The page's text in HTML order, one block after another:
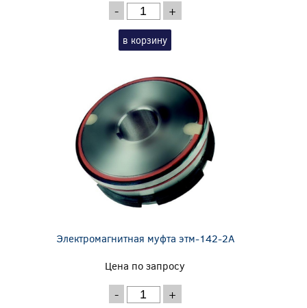
- +
в корзину
Электромагнитная муфта этм-142-2А
Цена по запросу
- +